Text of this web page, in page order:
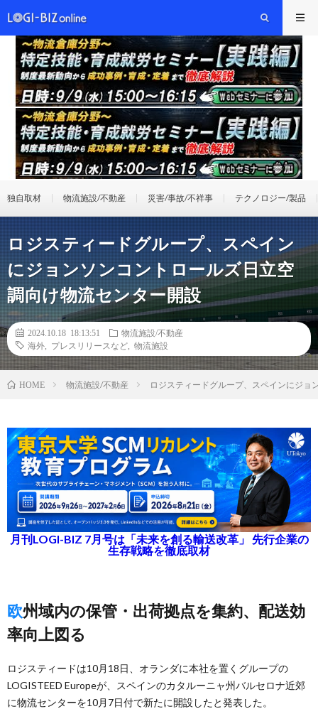
独自取材 物流施設/不動産 災害/事故/不祥事 テクノロジー/製品
ロジスティードグループ、スペイン
にジョンソンコントロールズ日立空
調向け物流センター開設
2024.10.18 18:13:51
物流施設/不動産
海外
プレスリリースなど 物流施設
HOME 物流施設/不動産 ロジスティードグループ、スペインにジョ
月刊LOGI-BIZ 7月号は「未来を創る輸送改革」 先行企業の
生存戦略を徹底取材
欧州域内の保管・出荷拠点を集約、配送効
率向上図る
ロジスティードは10月18日、オランダに本社を置くグループの
LOGISTEED Europeが、スペインのカタルーニャ州バルセロナ近郊
に物流センターを10月7日付で新たに開設したと発表した。